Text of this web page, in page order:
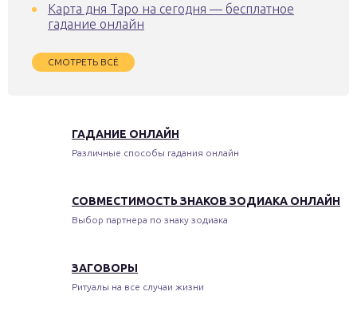
Карта дня Таро на сегодня — бесплатное
гадание онлайн
СМОТРЕТЬ ВСЁ
ГАДАНИЕ ОНЛАЙН
Различные способы гадания онлайн
СОВМЕСТИМОСТЬ ЗНАКОВ ЗОДИАКА ОНЛАЙН
Выбор партнера по знаку зодиака
ЗАГОВОРЫ
Ритуалы на все случаи жизни